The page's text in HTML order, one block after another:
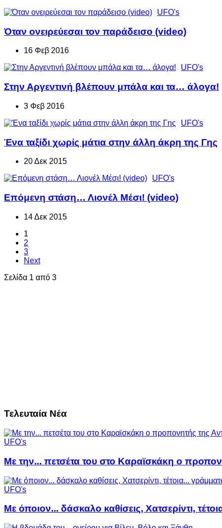
UFO's
Όταν ονειρεύεσαι τον παράδεισο (video)
16 Φεβ 2016
UFO's
Στην Αργεντινή βλέπουν μπάλα και τα… άλογα!
3 Φεβ 2016
UFO's
Ένα ταξίδι χωρίς μάτια στην άλλη άκρη της Γης
20 Δεκ 2015
UFO's
Επόμενη στάση… Λιονέλ Μέσι! (video)
14 Δεκ 2015
1
2
3
Next
Σελίδα 1 από 3
Τελευταία Νέα
UFO's
Με την... πετσέτα του στο Καραϊσκάκη ο
UFO's
Με όποιον... δάσκαλο καθίσεις, Χατσερίντι,